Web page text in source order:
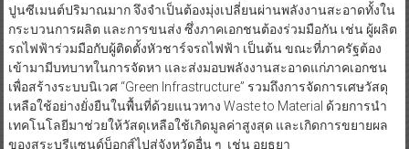
ปูนซีเมนต์ปริมาณมาก จึงจำเป็นต้องมุ่งเปลี่ยนผ่านพลังงานสะอาดทั้งใน
กระบวนการผลิต และการขนส่ง ซึ่งภาคเอกชนต้องร่วมมือกัน เช่น ผู้ผลิต
รถไฟฟ้าร่วมมือกับผู้ติดตั้งหัวชาร์จรถไฟฟ้า เป็นต้น ขณะที่ภาครัฐต้อง
เข้ามามีบทบาทในการจัดหา และส่งมอบพลังงานสะอาดแก่ภาคเอกชน
เพื่อสร้างระบบนิเวศ “Green Infrastructure” รวมถึงการจัดการเศษวัสดุ
เหลือใช้อย่างยั่งยืนในพื้นที่ด้วยแนวทาง Waste to Material ด้วยการนำ
เทคโนโลยีมาช่วยให้วัสดุเหลือใช้เกิดมูลค่าสูงสุด และเกิดการขยายผล
ของสระบุรีแซนด์บ็อกส์ไปสู่จังหวัดอื่น ๆ เช่น อยุธยา